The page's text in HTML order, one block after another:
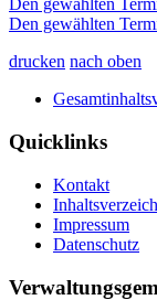
Den gewählten
Den gewählten
drucken nach oben
Quicklinks
Kontakt
Impressum
Datenschutz